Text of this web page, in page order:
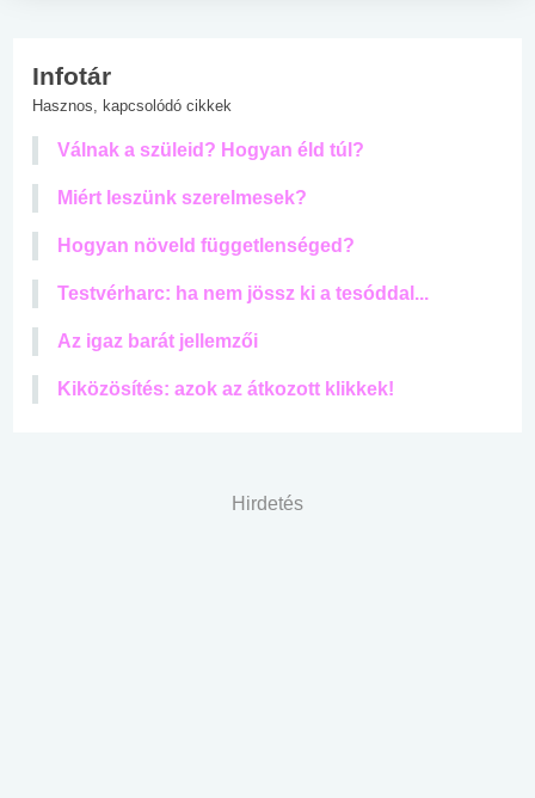
Infotár
Hasznos, kapcsolódó cikkek
Válnak a szüleid? Hogyan éld túl?
Miért leszünk szerelmesek?
Hogyan növeld függetlenséged?
Testvérharc: ha nem jössz ki a tesóddal...
Az igaz barát jellemzői
Kiközösítés: azok az átkozott klikkek!
Hirdetés